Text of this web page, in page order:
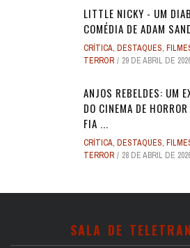
LITTLE NICKY - UM
COMÉDIA DE ADAM
CRÍTICA, DESTAQUES,
TERROR
29 DE ABRIL DE
ANJOS REBELDES: UM
DO CINEMA DE
FIA ...
CRÍTICA, DESTAQUES,
TERROR
28 DE ABRIL DE
SALA DE